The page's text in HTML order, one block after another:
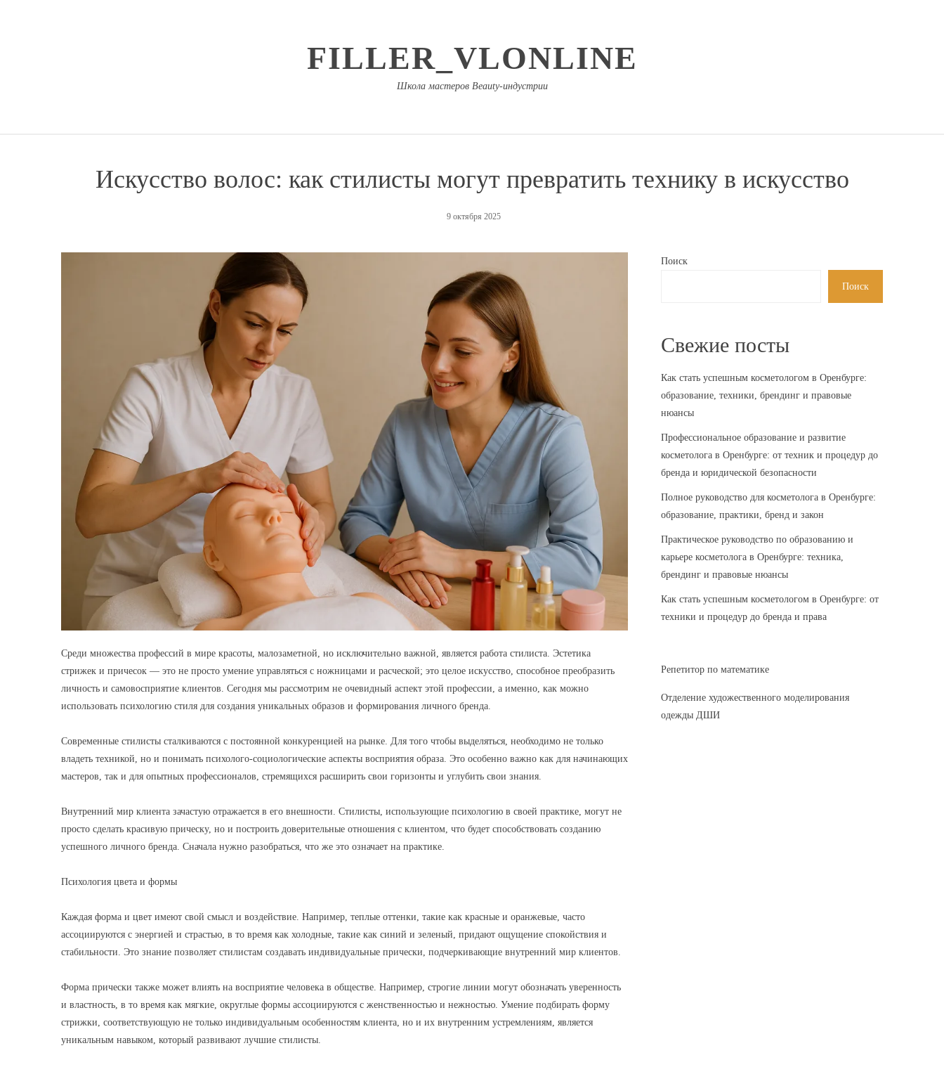
FILLER_VLONLINE
Школа мастеров Beauty-индустрии
Искусство волос: как стилисты могут превратить технику в искусство
9 октября 2025
Среди множества профессий в мире красоты, малозаметной, но исключительно важной, является работа стилиста. Эстетика
стрижек и причесок — это не просто умение управляться с ножницами и расческой; это целое искусство, способное преобразить
личность и самовосприятие клиентов. Сегодня мы рассмотрим не очевидный аспект этой профессии, а именно, как можно
использовать психологию стиля для создания уникальных образов и формирования личного бренда.
Современные стилисты сталкиваются с постоянной конкуренцией на рынке. Для того чтобы выделяться, необходимо не только
владеть техникой, но и понимать психолого-социологические аспекты восприятия образа. Это особенно важно как для начинающих
мастеров, так и для опытных профессионалов, стремящихся расширить свои горизонты и углубить свои знания.
Внутренний мир клиента зачастую отражается в его внешности. Стилисты, использующие психологию в своей практике, могут не
просто сделать красивую прическу, но и построить доверительные отношения с клиентом, что будет способствовать созданию
успешного личного бренда. Сначала нужно разобраться, что же это означает на практике.
Психология цвета и формы
Каждая форма и цвет имеют свой смысл и воздействие. Например, теплые оттенки, такие как красные и оранжевые, часто
ассоциируются с энергией и страстью, в то время как холодные, такие как синий и зеленый, придают ощущение спокойствия и
стабильности. Это знание позволяет стилистам создавать индивидуальные прически, подчеркивающие внутренний мир клиентов.
Форма прически также может влиять на восприятие человека в обществе. Например, строгие линии могут обозначать уверенность
и властность, в то время как мягкие, округлые формы ассоциируются с женственностью и нежностью. Умение подбирать форму
стрижки, соответствующую не только индивидуальным особенностям клиента, но и их внутренним устремлениям, является
уникальным навыком, который развивают лучшие стилисты.
Поиск
Поиск
Свежие посты
Как стать успешным косметологом в Оренбурге:
образование, техники, брендинг и правовые
нюансы
Профессиональное образование и развитие
косметолога в Оренбурге: от техник и процедур до
бренда и юридической безопасности
Полное руководство для косметолога в Оренбурге:
образование, практики, бренд и закон
Практическое руководство по образованию и
карьере косметолога в Оренбурге: техника,
брендинг и правовые нюансы
Как стать успешным косметологом в Оренбурге: от
техники и процедур до бренда и права
Репетитор по математике
Отделение художественного моделирования
одежды ДШИ